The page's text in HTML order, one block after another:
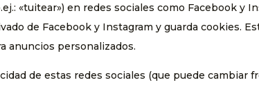
«tuitear») en redes sociales como Facebook y
de Facebook y Instagram y guarda cookies.
anuncios personalizados.
de estas redes sociales (que puede cambiar